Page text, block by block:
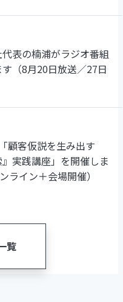
代表の楠浦がラジオ番組
（8月20日放送／27日
顧客仮説を生み出す
』実践講座」を開催しま
ライン＋会場開催）
覧